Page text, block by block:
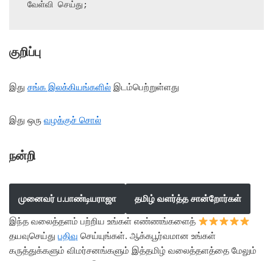
வேள்வி செய்து;
குறிப்பு
இது சங்க இலக்கியங்களில் இடம்பெற்றுள்ளது
இது ஒரு வழக்குச் சொல்
நன்றி
முனைவர் ப.பாண்டியராஜா தமிழ் வளர்த்த சான்றோர்கள்
இந்த வலைத்தளம் பற்றிய உங்கள் எண்ணங்களைத்
தயவுசெய்து பதிவு செய்யுங்கள். ஆக்கபூர்வமான உங்கள்
கருத்துக்களும் விமர்சனங்களும் இத்தமிழ் வலைத்தளத்தை மேலும்